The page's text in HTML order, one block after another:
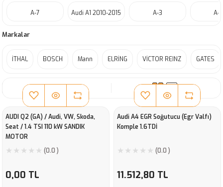
A-7 Audi A1 2010-2015 A-3 A-4
Markalar
İTHAL BOSCH Mann ELRİNG VİCTOR REINZ GATES
AUDI Q2 (GA) / Audi, VW, Skoda,
Seat / 1.4 TSI 110 kW SANDIK
MOTOR
(0.0 )
0,00 TL
Audi A4 EGR Soğutucu (Egr Valfı)
Komple 1.6TDİ
(0.0 )
11.512,80 TL